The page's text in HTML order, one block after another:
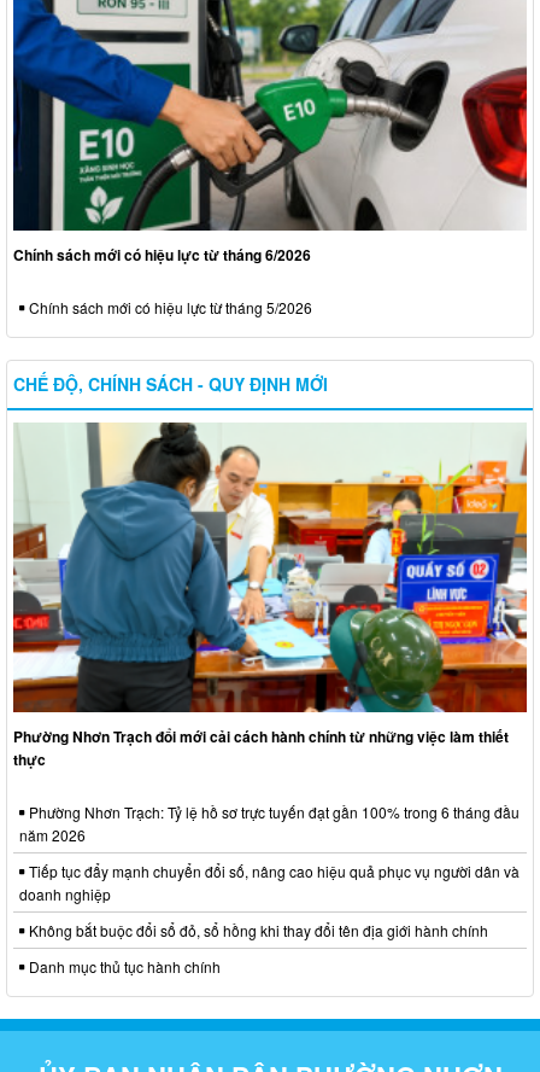
Chính sách mới có hiệu lực từ tháng 6/2026
Chính sách mới có hiệu lực từ tháng 5/2026
CHẾ ĐỘ, CHÍNH SÁCH - QUY ĐỊNH MỚI
Phường Nhơn Trạch đổi mới cải cách hành chính từ những việc làm thiết
thực
Phường Nhơn Trạch: Tỷ lệ hồ sơ trực tuyến đạt gần 100% trong 6 tháng đầu
năm 2026
Tiếp tục đẩy mạnh chuyển đổi số, nâng cao hiệu quả phục vụ người dân và
doanh nghiệp
Không bắt buộc đổi sổ đỏ, sổ hồng khi thay đổi tên địa giới hành chính
Danh mục thủ tục hành chính